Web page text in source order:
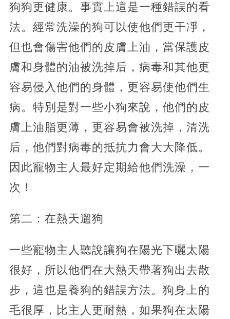
狗狗更健康。事實上這是一種錯誤的看
法。經常洗澡的狗可以使他們更干凈，
但也會傷害他們的皮膚上油，當保護皮
膚和身體的油被洗掉后，病毒和其他更
容易侵入他們的身體，更容易使他們生
病。特別是對一些小狗來說，他們的皮
膚上油脂更薄，更容易會被洗掉，清洗
后，他們對病毒的抵抗力會大大降低。
因此寵物主人最好定期給他們洗澡，一
次！
第二：在熱天遛狗
一些寵物主人聽說讓狗在陽光下曬太陽
很好，所以他們在大熱天帶著狗出去散
步，這也是養狗的錯誤方法。狗身上的
毛很厚，比主人更耐熱，如果狗在太陽